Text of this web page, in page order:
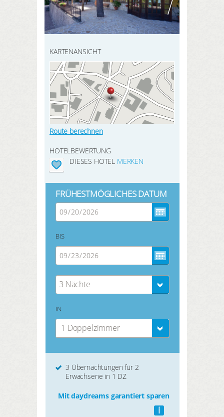
HIER REGISTRIEREN
Meine Buchungen
Meine Produkte
Meine Hotels
ANMELDEN
SUCHEN
KARTENANSICHT
Route berechnen
HOTELBEWERTUNG
DIESES HOTEL MERKEN
FRÜHESTMÖGLICHES DATUM
BIS
3 Nächte
IN
1 Doppelzimmer
3 Übernachtungen für 2
Erwachsene in 1 DZ
Mit daydreams garantiert sparen
i